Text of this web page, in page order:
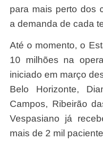
para mais perto dos
a demanda de cada
Até o momento, o Estado investiu cerca de R$
10 milhões na
iniciado em março
Belo Horizonte,
Campos, Ribeirão
Vespasiano já
mais de 2 mil